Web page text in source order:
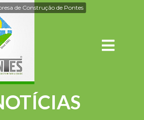
de Construção de Pontes